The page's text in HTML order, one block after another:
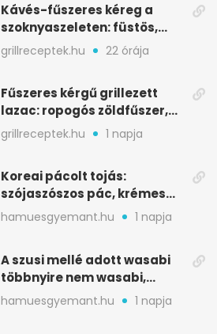
Kávés-fűszeres kéreg a
szoknyaszeleten: füstös,
csokoládés mélység
grillreceptek.hu 22 órája
Fűszeres kérgű grillezett
lazac: ropogós zöldfűszer,
szaftos belső
grillreceptek.hu 1 napja
Koreai pácolt tojás:
szójaszószos pác, krémes
sárgája, pár óra alatt
hamuesgyemant.hu 1 napja
A szusi mellé adott wasabi
többnyire nem wasabi,
hanem fűszerkeverék
hamuesgyemant.hu 1 napja